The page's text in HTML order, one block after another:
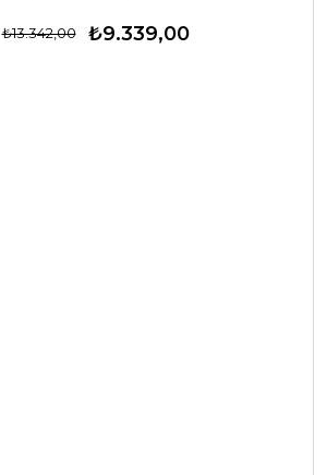
₺9.339,00
₺13.342,00